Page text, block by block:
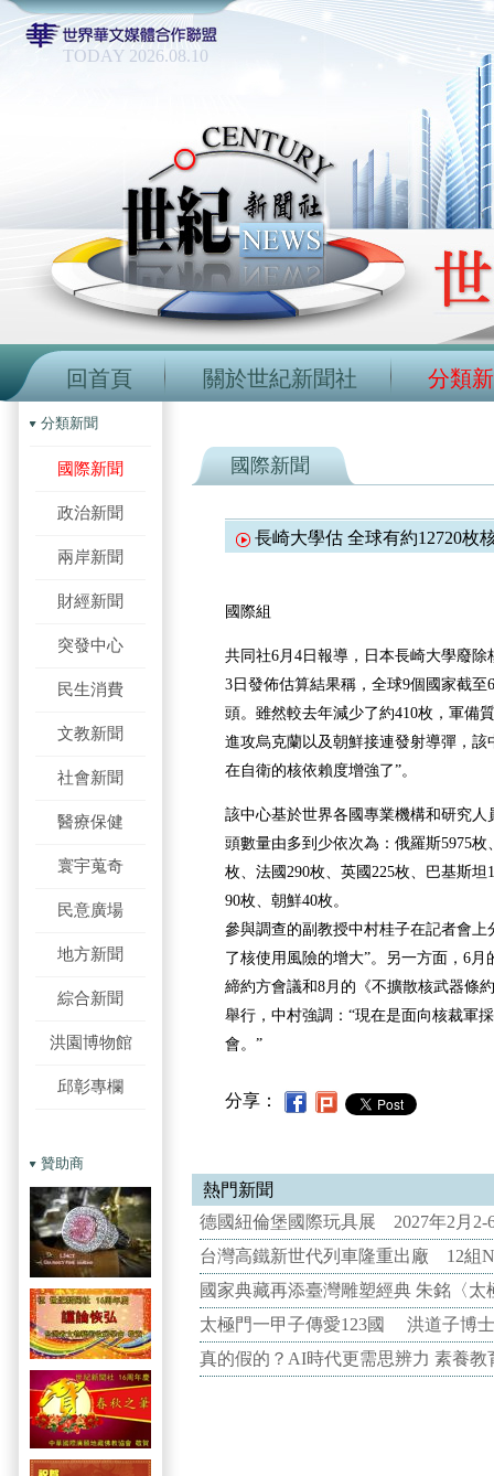
TODAY 2026.08.10
回首頁 關於世紀新聞社 分類
分類新聞
國際新聞
政治新聞
兩岸新聞
財經新聞
突發中心
民生消費
文教新聞
社會新聞
醫療保健
寰宇蒐奇
民意廣場
地方新聞
綜合新聞
洪園博物館
邱彰專欄
贊助商
國際新聞
長崎大學估 全球有約12720枚
國際組
共同社6月4日報導，日本長崎大學廢
3日發佈估算結果稱，全球9個國家截至
頭。雖然較去年減少了約410枚，軍備
進攻烏克蘭以及朝鮮接連發射導彈，該
在自衛的核依賴度增強了”。
該中心基於世界各國專業機構和研究
頭數量由多到少依次為：俄羅斯5975枚
枚、法國290枚、英國225枚、巴基斯坦
90枚、朝鮮40枚。
參與調查的副教授中村桂子在記者會上
了核使用風險的增大”。另一方面，6
締約方會議和8月的《不擴散核武器條
舉行，中村強調：“現在是面向核裁軍
會。”
分享：
熱門新聞
德國紐倫堡國際玩具展 2027年2月2-
台灣高鐵新世代列車隆重出廠 12組
國家典藏再添臺灣雕塑經典 朱銘〈
太極門一甲子傳愛123國 洪道子博
真的假的？AI時代更需思辨力 素養